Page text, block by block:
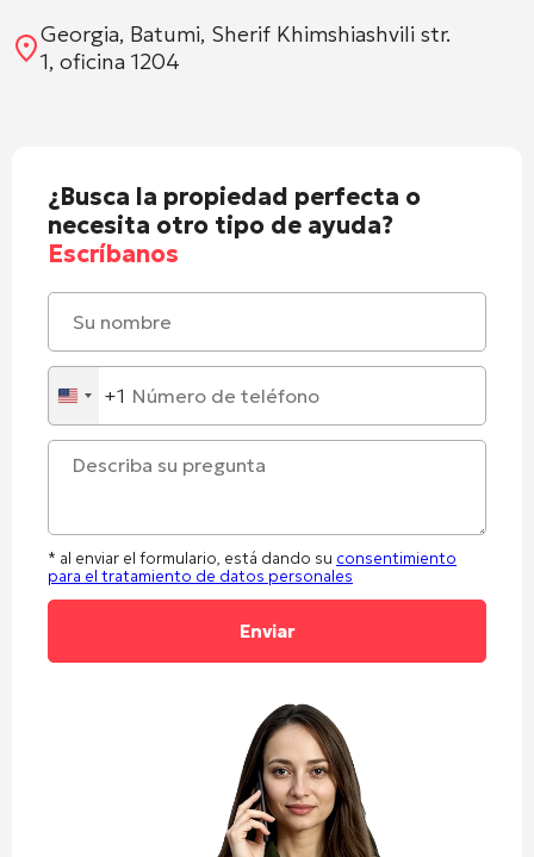
Georgia, Batumi, Sherif Khimshiashvili str.
1, oficina 1204
¿Busca la propiedad perfecta o
necesita otro tipo de ayuda?
Escríbanos
United
States
+1
+1
* al enviar el formulario, está dando su consentimiento
para el tratamiento de datos personales